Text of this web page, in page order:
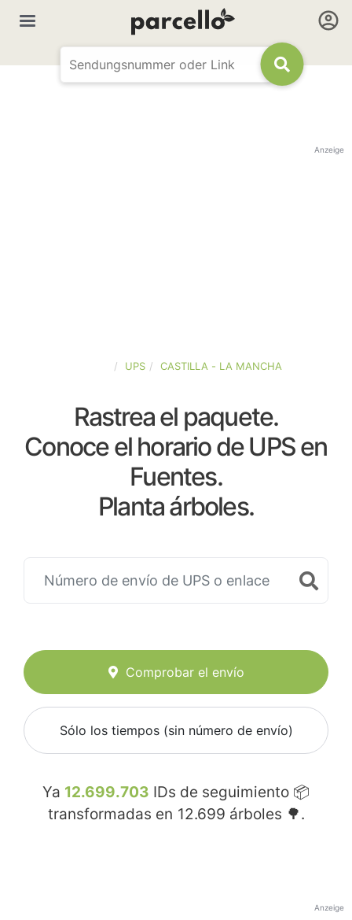
Anzeige
UPS CASTILLA - LA MANCHA
Rastrea el paquete.
Conoce el horario de UPS en
Fuentes.
Planta árboles.
Comprobar el envío
Sólo los tiempos (sin número de envío)
Ya 12.699.703 IDs de seguimiento 📦
transformadas en 12.699 árboles 🌳.
Anzeige